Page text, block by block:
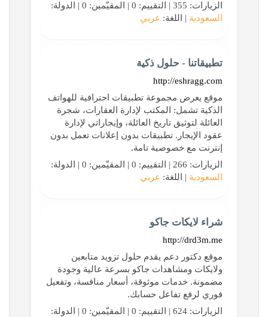
الزيارات: 355 | التقييم: 0 | المقيّمين: 0 | الدولة:
السعودية | اللغة: عربي
تطبيقاتنا - حلول ذكية
http://eshragg.com
موقع يعرض مجموعة تطبيقات احترافية للهواتف
الذكية تشمل: المكتب لإدارة العقارات، شجرة
العائلة لتوثيق تاريخ العائلة، وإيجاراتي لإدارة
عقود الإيجار. تطبيقات بدون إعلانات تعمل بدون
إنترنت مع خصوصية تامة.
الزيارات: 266 | التقييم: 0 | المقيّمين: 0 | الدولة:
السعودية | اللغة: عربي
شراء لايكات جاكو
http://drd3m.me
موقع دكتور دعم يقدم حلول تزويد متابعين
ولايكات ومشاهدات جاكو بسرعة عالية وجودة
مضمونة. خدمات موثوقة، أسعار منافسة، وتفعيل
فوري لرفع تفاعل حسابك.
الزيارات: 624 | التقييم: 0 | المقيّمين: 0 | الدولة: